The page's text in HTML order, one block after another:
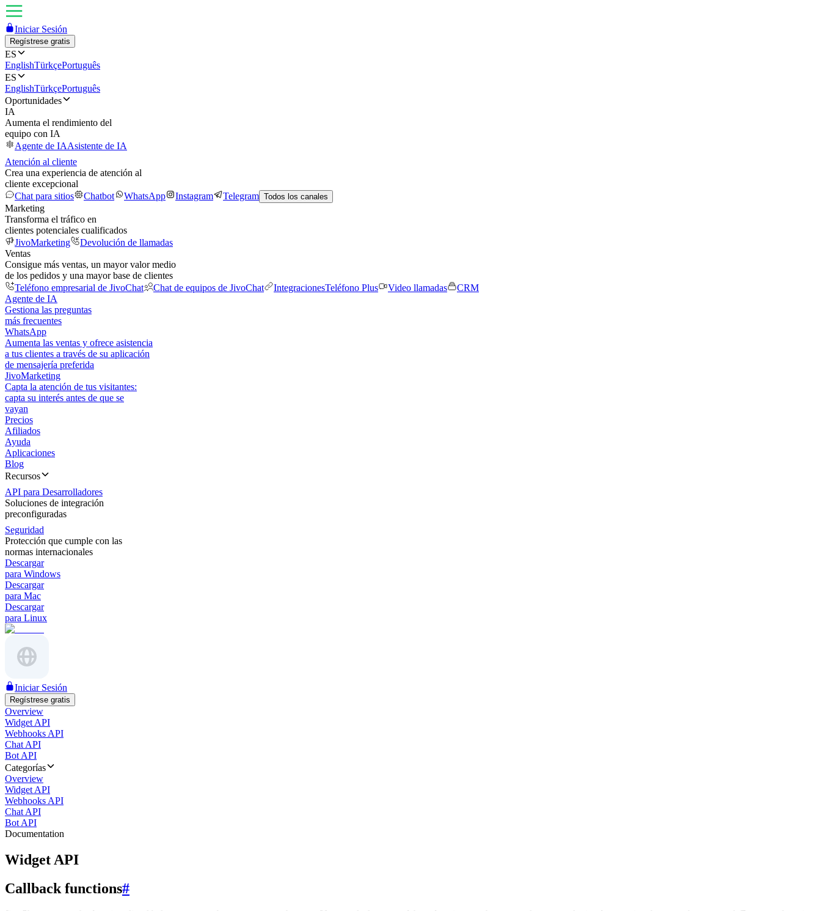
Iniciar Sesión
Regístrese gratis
ES
EnglishTürkçePortuguês
ES
EnglishTürkçePortuguês
Oportunidades
IA
Aumenta el rendimiento del
equipo con IA
Agente de IAAsistente de IA
Atención al cliente
Crea una experiencia de atención al
cliente excepcional
Chat para sitios
Chatbot WhatsApp Instagram Telegram Todos los canales
Marketing
Transforma el tráfico en
clientes potenciales cualificados
JivoMarketing
Devolución de llamadas
Ventas
Consigue más ventas, un mayor valor medio
de los pedidos y una mayor base de clientes
Teléfono empresarial de JivoChat
Chat de equipos de JivoChat IntegracionesTeléfono Plus Video llamadas
CRM
Agente de IA
Gestiona las preguntas
más frecuentes
WhatsApp
Aumenta las ventas y ofrece asistencia
a tus clientes a través de su aplicación
de mensajería preferida
JivoMarketing
Capta la atención de tus visitantes:
capta su interés antes de que se
vayan
Precios
Afiliados
Ayuda
Aplicaciones
Blog
Recursos
API para Desarrolladores
Soluciones de integración
preconfiguradas
Seguridad
Protección que cumple con las
normas internacionales
Descargar
para Windows
Descargar
para Mac
Descargar
para Linux
Iniciar Sesión
Regístrese gratis
Overview
Widget API
Webhooks API
Chat API
Bot API
Categorías
Overview
Widget API
Webhooks API
Chat API
Bot API
Documentation
Widget API
Callback functions#